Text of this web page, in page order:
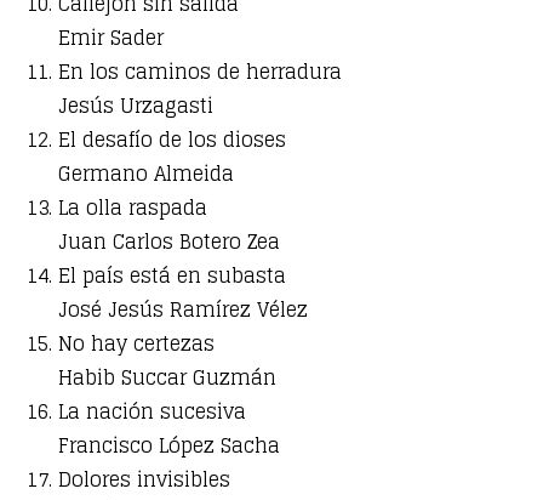
Emir Sader
En los caminos de herradura
Jesús Urzagasti
El desafío de los dioses
Germano Almeida
La olla raspada
Juan Carlos Botero Zea
El país está en subasta
José Jesús Ramírez Vélez
No hay certezas
Habib Succar Guzmán
La nación sucesiva
Francisco López Sacha
Dolores invisibles